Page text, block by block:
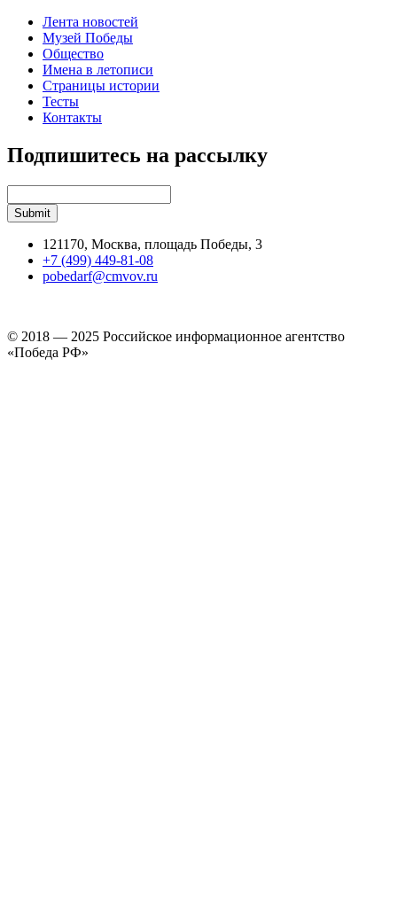
Лента новостей
Музей Победы
Общество
Имена в летописи
Страницы истории
Тесты
Контакты
Подпишитесь на рассылку
121170, Москва, площадь Победы, 3
+7 (499) 449-81-08
pobedarf@cmvov.ru
© 2018 — 2025 Российское информационное агентство
«Победа РФ»